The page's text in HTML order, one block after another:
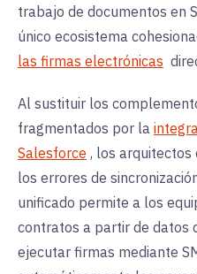
trabajo de documentos en
único ecosistema
las firmas electrónicas
Al sustituir los
fragmentados por la
Salesforce , los arquitectos
los errores de
unificado permite a los
contratos a partir de datos
ejecutar firmas mediante